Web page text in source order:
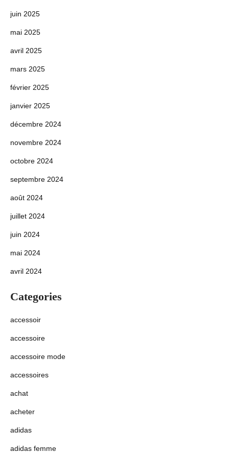
juin 2025
mai 2025
avril 2025
mars 2025
février 2025
janvier 2025
décembre 2024
novembre 2024
octobre 2024
septembre 2024
août 2024
juillet 2024
juin 2024
mai 2024
avril 2024
Categories
accessoir
accessoire
accessoire mode
accessoires
achat
acheter
adidas
adidas femme